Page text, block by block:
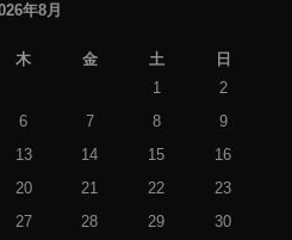
年8月
木 金 土
日
1
2
6 7 8
9
13 14 15
16
20 21 22
23
27 28 29
30